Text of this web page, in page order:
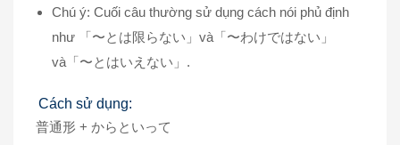
Chú ý: Cuối câu thường sử dụng cách nói phủ định
như 「〜とは限らない」và「〜わけではない」
và「〜とはいえない」.
Cách sử dụng:
普通形 + からといって